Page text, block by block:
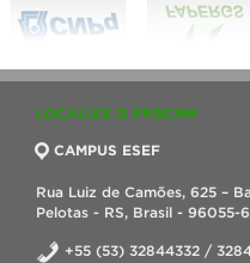
LOCALIZE O PPGCMH
CAMPUS ESEF
Rua Luiz de Camões, 625 –
Pelotas - RS, Brasil - 96055-
+55 (53) 32844332 /